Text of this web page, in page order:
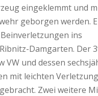
eingeklemmt und
geborgen werden.
ins
Damgarten. Der
VW und dessen
mit leichten
Zwei weitere